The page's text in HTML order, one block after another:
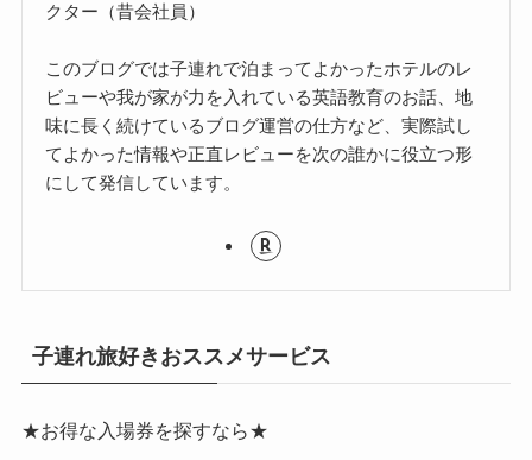
クター（昔会社員）
このブログでは子連れで泊まってよかったホテルのレ
ビューや我が家が力を入れている英語教育のお話、地
味に長く続けているブログ運営の仕方など、実際試し
てよかった情報や正直レビューを次の誰かに役立つ形
にして発信しています。
子連れ旅好きおススメサービス
★お得な入場券を探すなら★